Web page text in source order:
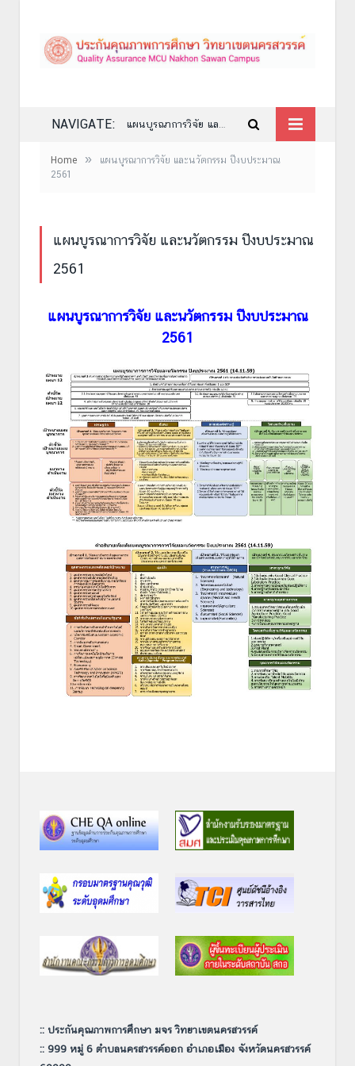
NAVIGATE: แผนบูรณาการวิจัย และนวัตกรรม ปีงบประมาณ 2561
Home »
แผนบูรณาการวิจัย และนวัตกรรม ปีงบประมาณ
2561
แผนบูรณาการวิจัย และนวัตกรรม ปีงบประมาณ
2561
แผนบูรณาการวิจัย และนวัตกรรม ปีงบประมาณ
2561
:: ประกันคุณภาพการศึกษา มจร วิทยาเขตนครสวรรค์
:: 999 หมู่ 6 ตำบลนครสวรรค์ออก อำเภอเมือง จังหวัดนครสวรรค์